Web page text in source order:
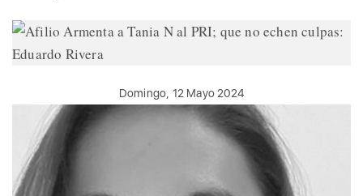
Domingo, 12 Mayo 2024